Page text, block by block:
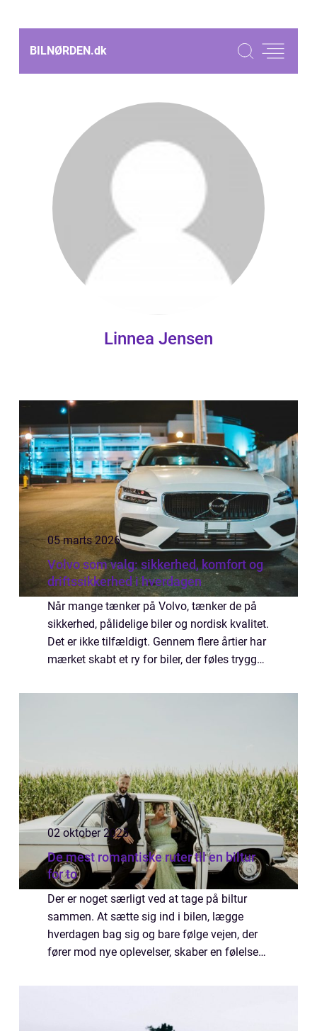
BILNØRDEN.dk
Linnea Jensen
05 marts 2026
Volvo som valg: sikkerhed, komfort og
driftssikkerhed i hverdagen
Når mange tænker på Volvo, tænker de på
sikkerhed, pålidelige biler og nordisk kvalitet.
Det er ikke tilfældigt. Gennem flere årtier har
mærket skabt et ry for biler, der føles trygge
02 oktober 2025
De mest romantiske ruter til en biltur
for to
Der er noget særligt ved at tage på biltur
sammen. At sætte sig ind i bilen, lægge
hverdagen bag sig og bare følge vejen, der
fører mod nye oplevelser, skaber en følelse